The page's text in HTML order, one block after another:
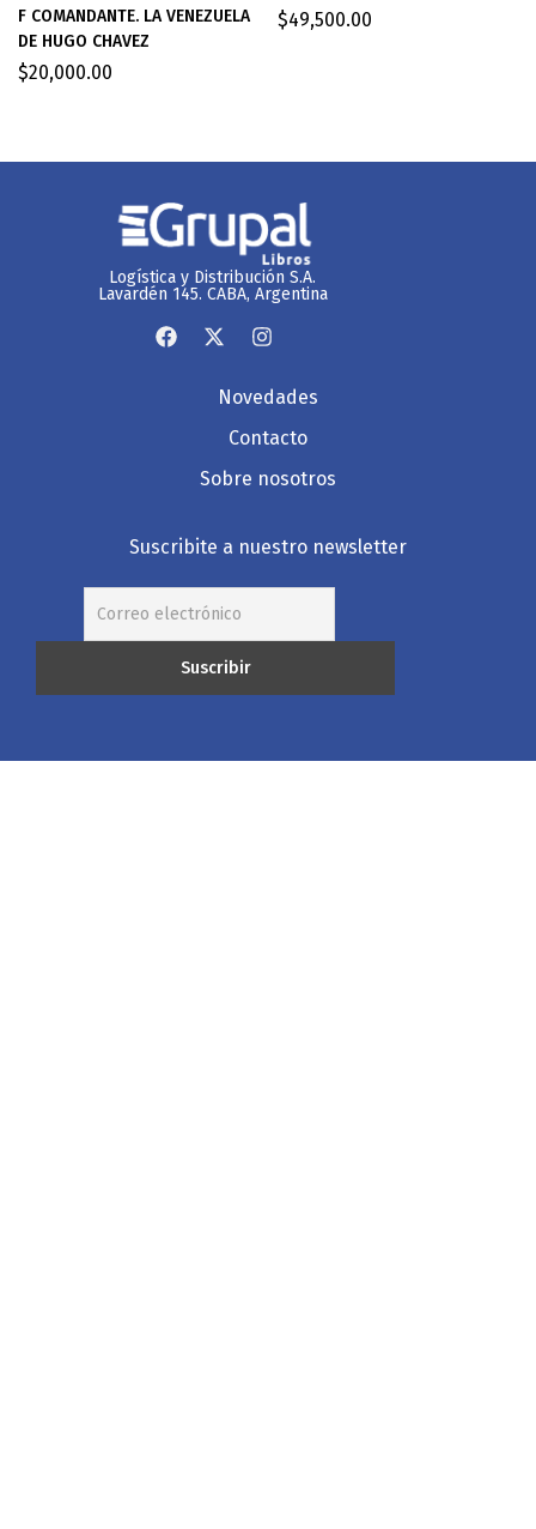
F COMANDANTE. LA VENEZUELA
DE HUGO CHAVEZ
$20,000.00
$49,500.00
Logística y Distribución S.A.
Lavardén 145. CABA, Argentina
Novedades
Contacto
Sobre nosotros
Suscribite a nuestro newsletter